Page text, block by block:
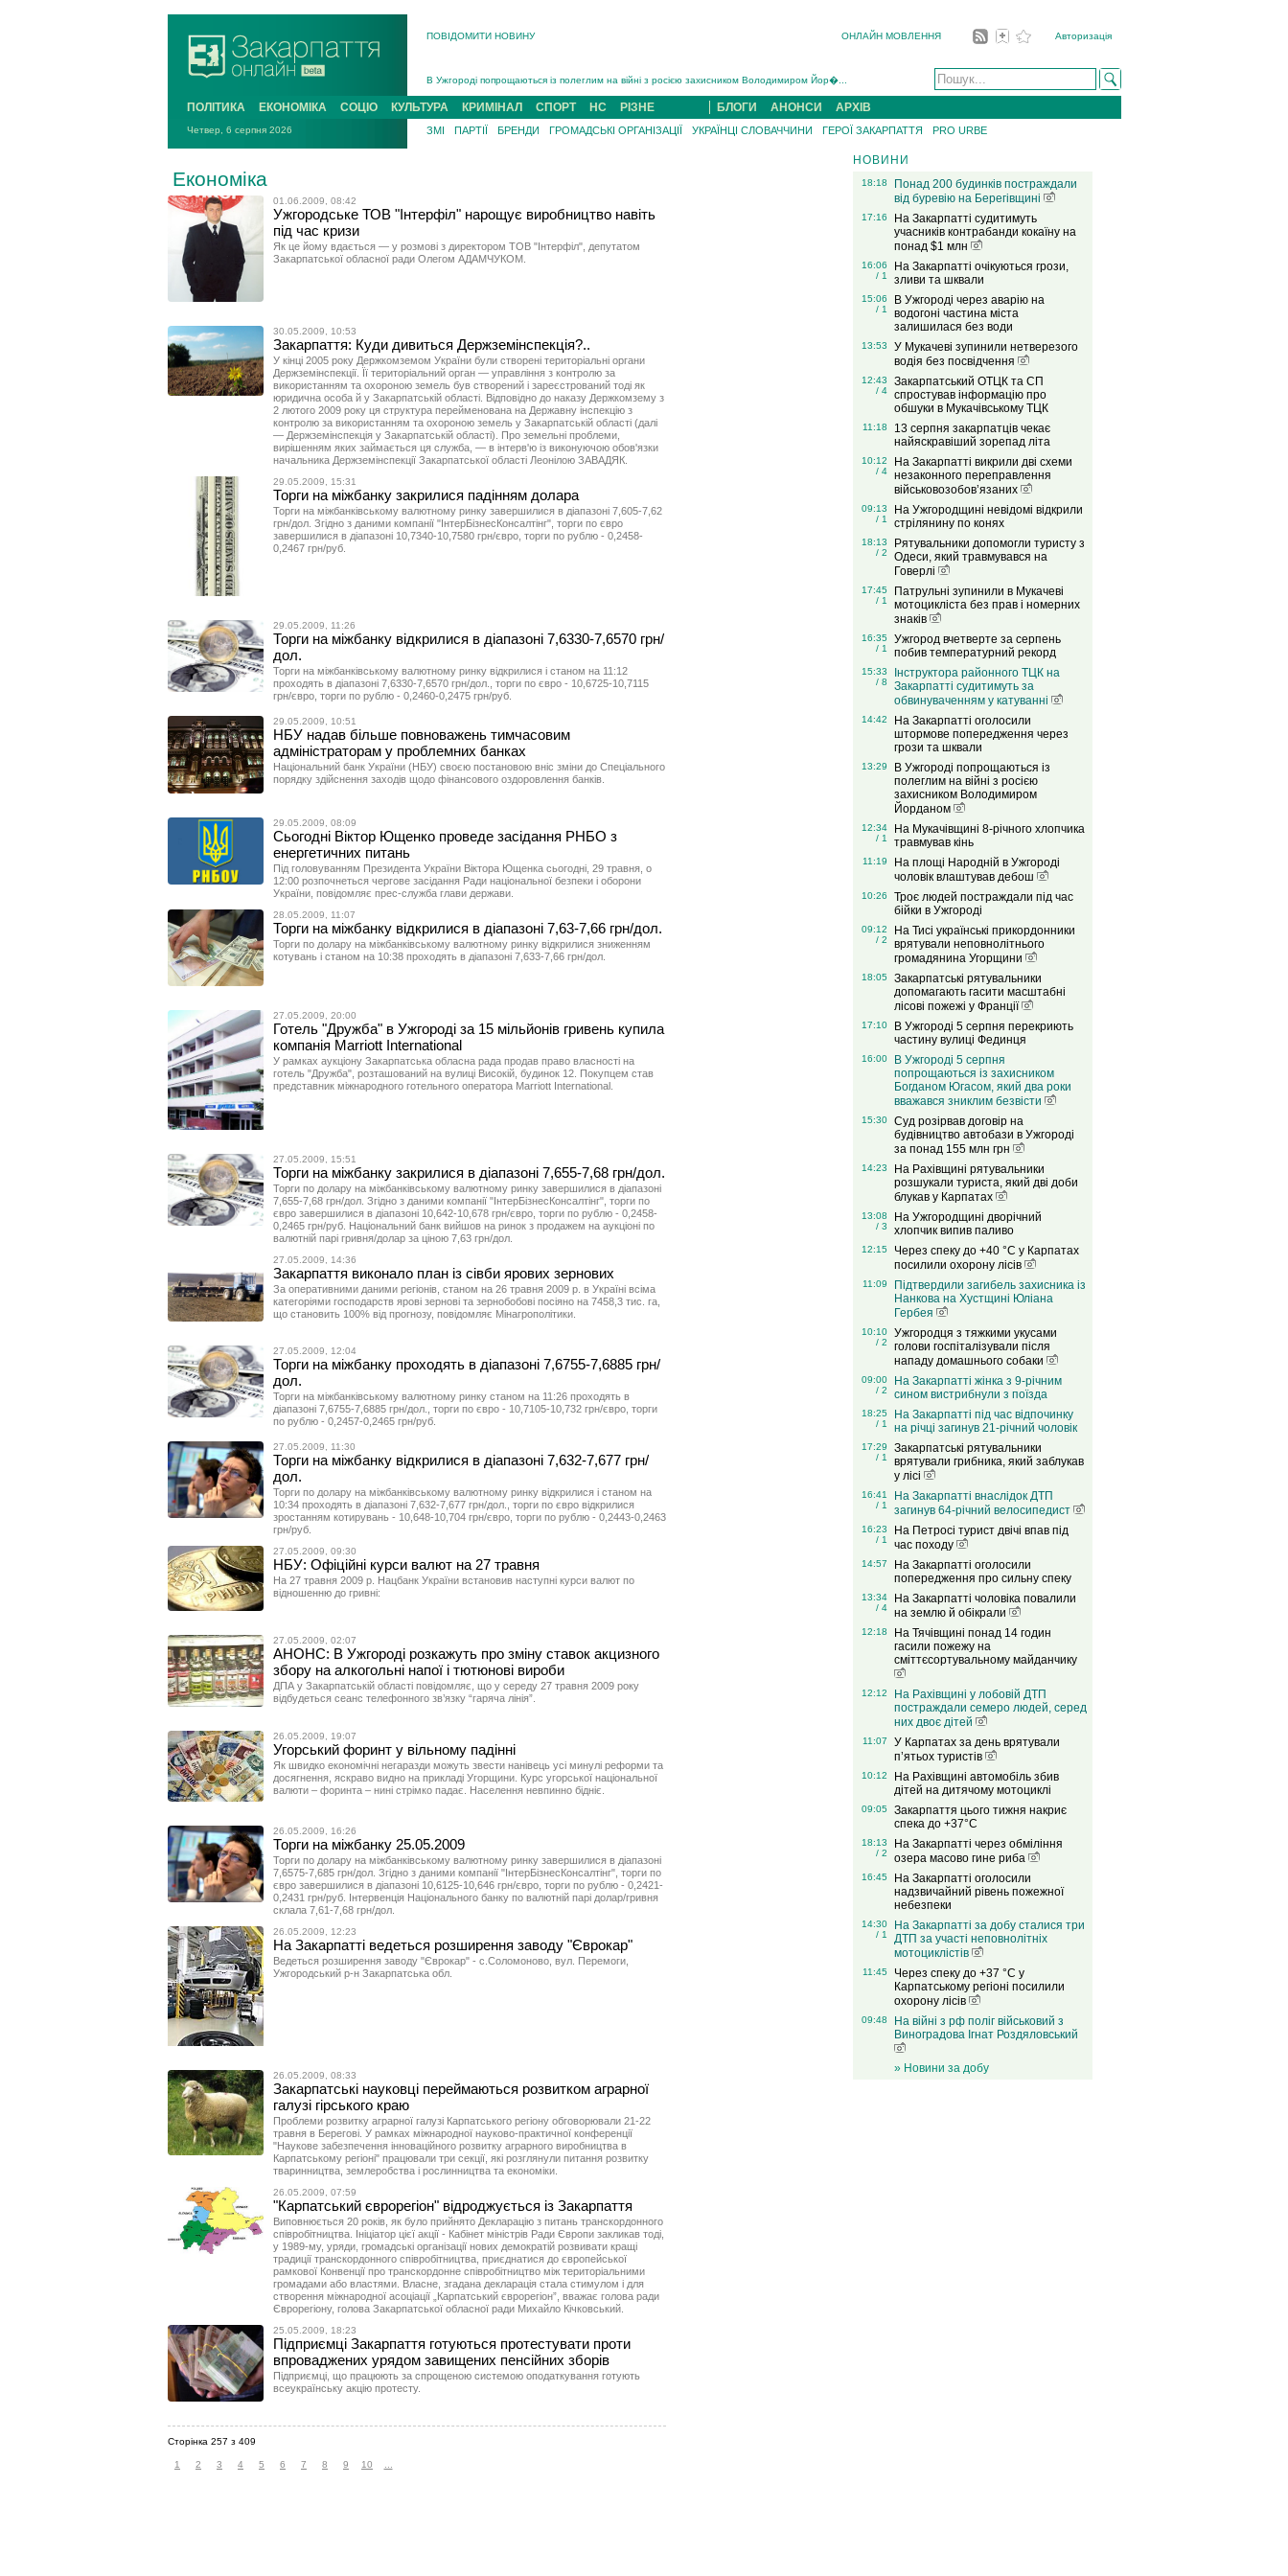
ПОВІДОМИТИ НОВИНУ ОНЛАЙН МОВЛЕННЯ Авторизація
В Ужгороді попрощаються із полеглим на війні з росією захисником Володимиром Йор�...
В Ужгороді 5 серпня попрощаються із захисником Богданом Югасом, який два роки �...
Підтвердили загибель захисника із Нанкова на Хустщині Юліана Гербея (ФОТО)[/gree...
На війні з рф поліг військовий з Виноградова Ігнат Роздяловський (ФОТО)...
ПОЛІТИКА ЕКОНОМІКА СОЦІО КУЛЬТУРА КРИМІНАЛ СПОРТ НС РІЗНЕ БЛОГИ АНОНСИ АРХІВ
Четвер, 6 серпня 2026 ЗМІ ПАРТІЇ БРЕНДИ ГРОМАДСЬКІ ОРГАНІЗАЦІЇ УКРАЇНЦІ СЛОВАЧЧИНИ ГЕРОЇ ЗАКАРПАТТЯ PRO URBE
Економіка
01.06.2009, 08:42
Ужгородське ТОВ "Інтерфіл" нарощує виробництво навіть
під час кризи
Як це йому вдається — у розмові з директором ТОВ "Інтерфіл", депутатом
Закарпатської обласної ради Олегом АДАМЧУКОМ.
30.05.2009, 10:53
Закарпаття: Куди дивиться Держземінспекція?..
У кінці 2005 року Держкомземом України були створені територіальні органи
Держземінспекції. Її територіальний орган — управління з контролю за
використанням та охороною земель був створений і зареєстрований тоді як
юридична особа й у Закарпатській області. Відповідно до наказу Держкомзему з
2 лютого 2009 року ця структура перейменована на Державну інспекцію з
контролю за використанням та охороною земель у Закарпатській області (далі
— Держземінспекція у Закарпатській області). Про земельні проблеми,
вирішенням яких займається ця служба, — в інтерв'ю із виконуючою обов'язки
начальника Держземінспекції Закарпатської області Леонілою ЗАВАДЯК.
29.05.2009, 15:31
Торги на міжбанку закрилися падінням долара
Торги на міжбанківському валютному ринку завершилися в діапазоні 7,605-7,62
грн/дол. Згідно з даними компанії "ІнтерБізнесКонсалтінг", торги по євро
завершилися в діапазоні 10,7340-10,7580 грн/євро, торги по рублю - 0,2458-
0,2467 грн/руб.
29.05.2009, 11:26
Торги на міжбанку відкрилися в діапазоні 7,6330-7,6570 грн/
дол.
Торги на міжбанківському валютному ринку відкрилися і станом на 11:12
проходять в діапазоні 7,6330-7,6570 грн/дол., торги по євро - 10,6725-10,7115
грн/євро, торги по рублю - 0,2460-0,2475 грн/руб.
29.05.2009, 10:51
НБУ надав більше повноважень тимчасовим
адміністраторам у проблемних банках
Національний банк України (НБУ) своєю постановою вніс зміни до Спеціального
порядку здійснення заходів щодо фінансового оздоровлення банків.
29.05.2009, 08:09
Сьогодні Віктор Ющенко проведе засідання РНБО з
енергетичних питань
Під головуванням Президента України Віктора Ющенка сьогодні, 29 травня, о
12:00 розпочнеться чергове засідання Ради національної безпеки і оборони
України, повідомляє прес-служба глави держави.
28.05.2009, 11:07
Торги на міжбанку відкрилися в діапазоні 7,63-7,66 грн/дол.
Торги по долару на міжбанківському валютному ринку відкрилися зниженням
котувань і станом на 10:38 проходять в діапазоні 7,633-7,66 грн/дол.
27.05.2009, 20:00
Готель "Дружба" в Ужгороді за 15 мільйонів гривень купила
компанія Marriott International
У рамках аукціону Закарпатська обласна рада продав право власності на
готель "Дружба", розташований на вулиці Високій, будинок 12. Покупцем став
представник міжнародного готельного оператора Marriott International.
27.05.2009, 15:51
Торги на міжбанку закрилися в діапазоні 7,655-7,68 грн/дол.
Торги по долару на міжбанківському валютному ринку завершилися в діапазоні
7,655-7,68 грн/дол. Згідно з даними компанії "ІнтерБізнесКонсалтінг", торги по
євро завершилися в діапазоні 10,642-10,678 грн/євро, торги по рублю - 0,2458-
0,2465 грн/руб. Національний банк вийшов на ринок з продажем на аукціоні по
валютній парі гривня/долар за ціною 7,63 грн/дол.
27.05.2009, 14:36
Закарпаття виконало план із сівби ярових зернових
За оперативними даними регіонів, станом на 26 травня 2009 р. в Україні всіма
категоріями господарств ярові зернові та зернобобові посіяно на 7458,3 тис. га,
що становить 100% від прогнозу, повідомляє Мінагрополітики.
27.05.2009, 12:04
Торги на міжбанку проходять в діапазоні 7,6755-7,6885 грн/
дол.
Торги на міжбанківському валютному ринку станом на 11:26 проходять в
діапазоні 7,6755-7,6885 грн/дол., торги по євро - 10,7105-10,732 грн/євро, торги
по рублю - 0,2457-0,2465 грн/руб.
27.05.2009, 11:30
Торги на міжбанку відкрилися в діапазоні 7,632-7,677 грн/
дол.
Торги по долару на міжбанківському валютному ринку відкрилися і станом на
10:34 проходять в діапазоні 7,632-7,677 грн/дол., торги по євро відкрилися
зростанням котирувань - 10,648-10,704 грн/євро, торги по рублю - 0,2443-0,2463
грн/руб.
27.05.2009, 09:30
НБУ: Офіційні курси валют на 27 травня
На 27 травня 2009 р. Нацбанк України встановив наступні курси валют по
відношенню до гривні:
27.05.2009, 02:07
АНОНС: В Ужгороді розкажуть про зміну ставок акцизного
збору на алкогольні напої і тютюнові вироби
ДПА у Закарпатській області повідомляє, що у середу 27 травня 2009 року
відбудеться сеанс телефонного зв’язку “гаряча лінія”.
26.05.2009, 19:07
Угорський форинт у вільному падінні
Як швидко економічні негаразди можуть звести нанівець усі минулі реформи та
досягнення, яскраво видно на прикладі Угорщини. Курс угорської національної
валюти – форинта – нині стрімко падає. Населення невпинно бідніє.
26.05.2009, 16:26
Торги на міжбанку 25.05.2009
Торги по долару на міжбанківському валютному ринку завершилися в діапазоні
7,6575-7,685 грн/дол. Згідно з даними компанії "ІнтерБізнесКонсалтінг", торги по
євро завершилися в діапазоні 10,6125-10,646 грн/євро, торги по рублю - 0,2421-
0,2431 грн/руб. Інтервенція Національного банку по валютній парі долар/гривня
склала 7,61-7,68 грн/дол.
26.05.2009, 12:23
На Закарпатті ведеться розширення заводу "Єврокар"
Ведеться розширення заводу "Єврокар" - с.Соломоново, вул. Перемоги,
Ужгородський р-н Закарпатська обл.
26.05.2009, 08:33
Закарпатські науковці переймаються розвитком аграрної
галузі гірського краю
Проблеми розвитку аграрної галузі Карпатського регіону обговорювали 21-22
травня в Берегові. У рамках міжнародної науково-практичної конференції
"Наукове забезпечення інноваційного розвитку аграрного виробництва в
Карпатському регіоні" працювали три секції, які розглянули питання розвитку
тваринництва, землеробства і рослинництва та економіки.
26.05.2009, 07:59
"Карпатський єврорегіон" відроджується із Закарпаття
Виповнюється 20 років, як було прийнято Декларацію з питань транскордонного
співробітництва. Ініціатор цієї акції - Кабінет міністрів Ради Європи закликав тоді,
у 1989-му, уряди, громадські організації нових демократій розвивати кращі
традиції транскордонного співробітництва, приєднатися до європейської
рамкової Конвенції про транскордонне співробітництво між територіальними
громадами або властями. Власне, згадана декларація стала стимулом і для
створення міжнародної асоціації „Карпатський єврорегіон”, вважає голова ради
Єврорегіону, голова Закарпатської обласної ради Михайло Кічковський.
25.05.2009, 18:23
Підприємці Закарпаття готуються протестувати проти
впроваджених урядом завищених пенсійних зборів
Підприємці, що працюють за спрощеною системою оподаткування готують
всеукраїнську акцію протесту.
Сторінка 257 з 409
1 2 3 4 5 6 7 8 9 10
НОВИНИ
18:18
Понад 200 будинків постраждали
від буревію на Берегівщині
17:16
На Закарпатті судитимуть
учасників контрабанди кокаїну на
понад $1 млн
16:06
/ 1
На Закарпатті очікуються грози,
зливи та шквали
15:06
/ 1
В Ужгороді через аварію на
водогоні частина міста
залишилася без води
13:53
У Мукачеві зупинили нетверезого
водія без посвідчення
12:43
/ 4
Закарпатський ОТЦК та СП
спростував інформацію про
обшуки в Мукачівському ТЦК
11:18
13 серпня закарпатців чекає
найяскравіший зорепад літа
10:12
/ 4
На Закарпатті викрили дві схеми
незаконного переправлення
військовозобов’язаних
09:13
/ 1
На Ужгородщині невідомі відкрили
стрілянину по конях
18:13
/ 2
Рятувальники допомогли туристу з
Одеси, який травмувався на
Говерлі
17:45
/ 1
Патрульні зупинили в Мукачеві
мотоцикліста без прав і номерних
знаків
16:35
/ 1
Ужгород вчетверте за серпень
побив температурний рекорд
15:33
/ 8
Інструктора районного ТЦК на
Закарпатті судитимуть за
обвинуваченням у катуванні
14:42
На Закарпатті оголосили
штормове попередження через
грози та шквали
13:29
В Ужгороді попрощаються із
полеглим на війні з росією
захисником Володимиром
Йорданом
12:34
/ 1
На Мукачівщині 8-річного хлопчика
травмував кінь
11:19
На площі Народній в Ужгороді
чоловік влаштував дебош
10:26
Троє людей постраждали під час
бійки в Ужгороді
09:12
/ 2
На Тисі українські прикордонники
врятували неповнолітнього
громадянина Угорщини
18:05
Закарпатські рятувальники
допомагають гасити масштабні
лісові пожежі у Франції
17:10
В Ужгороді 5 серпня перекриють
частину вулиці Фединця
16:00
В Ужгороді 5 серпня
попрощаються із захисником
Богданом Югасом, який два роки
вважався зниклим безвісти
15:30
Суд розірвав договір на
будівництво автобази в Ужгороді
за понад 155 млн грн
14:23
На Рахівщині рятувальники
розшукали туриста, який дві доби
блукав у Карпатах
13:08
/ 3
На Ужгородщині дворічний
хлопчик випив паливо
12:15
Через спеку до +40 °C у Карпатах
посилили охорону лісів
11:09
Підтвердили загибель захисника із
Нанкова на Хустщині Юліана
Гербея
10:10
/ 2
Ужгородця з тяжкими укусами
голови госпіталізували після
нападу домашнього собаки
09:00
/ 2
На Закарпатті жінка з 9-річним
сином вистрибнули з поїзда
18:25
/ 1
На Закарпатті під час відпочинку
на річці загинув 21-річний чоловік
17:29
/ 1
Закарпатські рятувальники
врятували грибника, який заблукав
у лісі
16:41
/ 1
На Закарпатті внаслідок ДТП
загинув 64-річний велосипедист
16:23
/ 1
На Петросі турист двічі впав під
час походу
14:57
На Закарпатті оголосили
попередження про сильну спеку
13:34
/ 4
На Закарпатті чоловіка повалили
на землю й обікрали
12:18
На Тячівщині понад 14 годин
гасили пожежу на
сміттєсортувальному майданчику
12:12
На Рахівщині у лобовій ДТП
постраждали семеро людей, серед
них двоє дітей
11:07
У Карпатах за день врятували
п’ятьох туристів
10:12
На Рахівщині автомобіль збив
дітей на дитячому мотоциклі
09:05
Закарпаття цього тижня накриє
спека до +37°C
18:13
/ 2
На Закарпатті через обміління
озера масово гине риба
16:45
На Закарпатті оголосили
надзвичайний рівень пожежної
небезпеки
14:30
/ 1
На Закарпатті за добу сталися три
ДТП за участі неповнолітніх
мотоциклістів
11:45
Через спеку до +37 °C у
Карпатському регіоні посилили
охорону лісів
09:48
На війні з рф поліг військовий з
Виноградова Ігнат Роздяловський
» Новини за добу